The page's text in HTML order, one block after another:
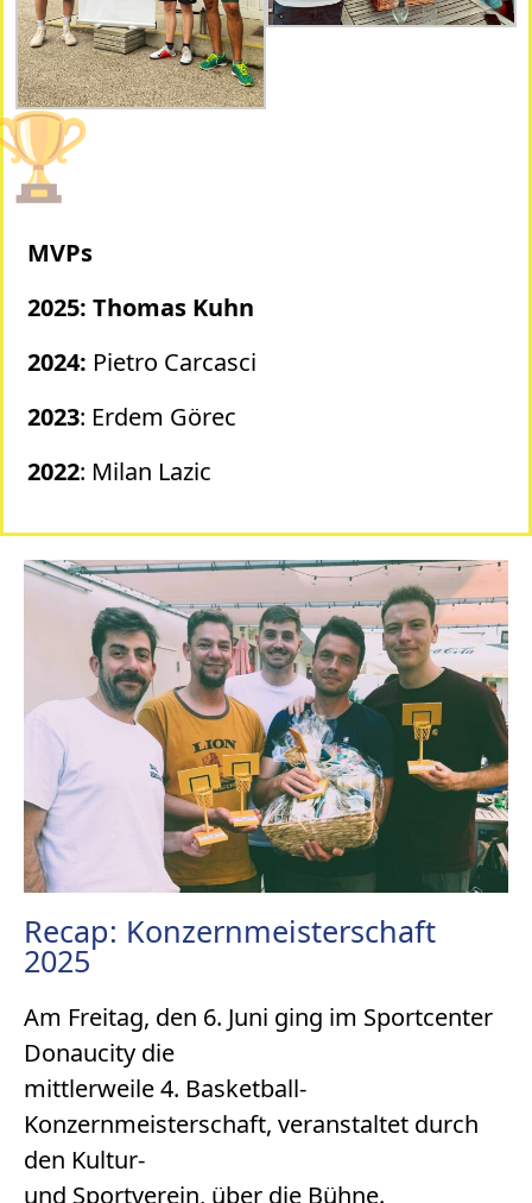
MVPs
2025: Thomas Kuhn
2024: Pietro Carcasci
2023: Erdem Görec
2022: Milan Lazic
Recap: Konzernmeisterschaft
2025
Am Freitag, den 6. Juni ging im Sportcenter
Donaucity die
mittlerweile 4. Basketball-
Konzernmeisterschaft, veranstaltet durch
den Kultur-
und Sportverein, über die Bühne.